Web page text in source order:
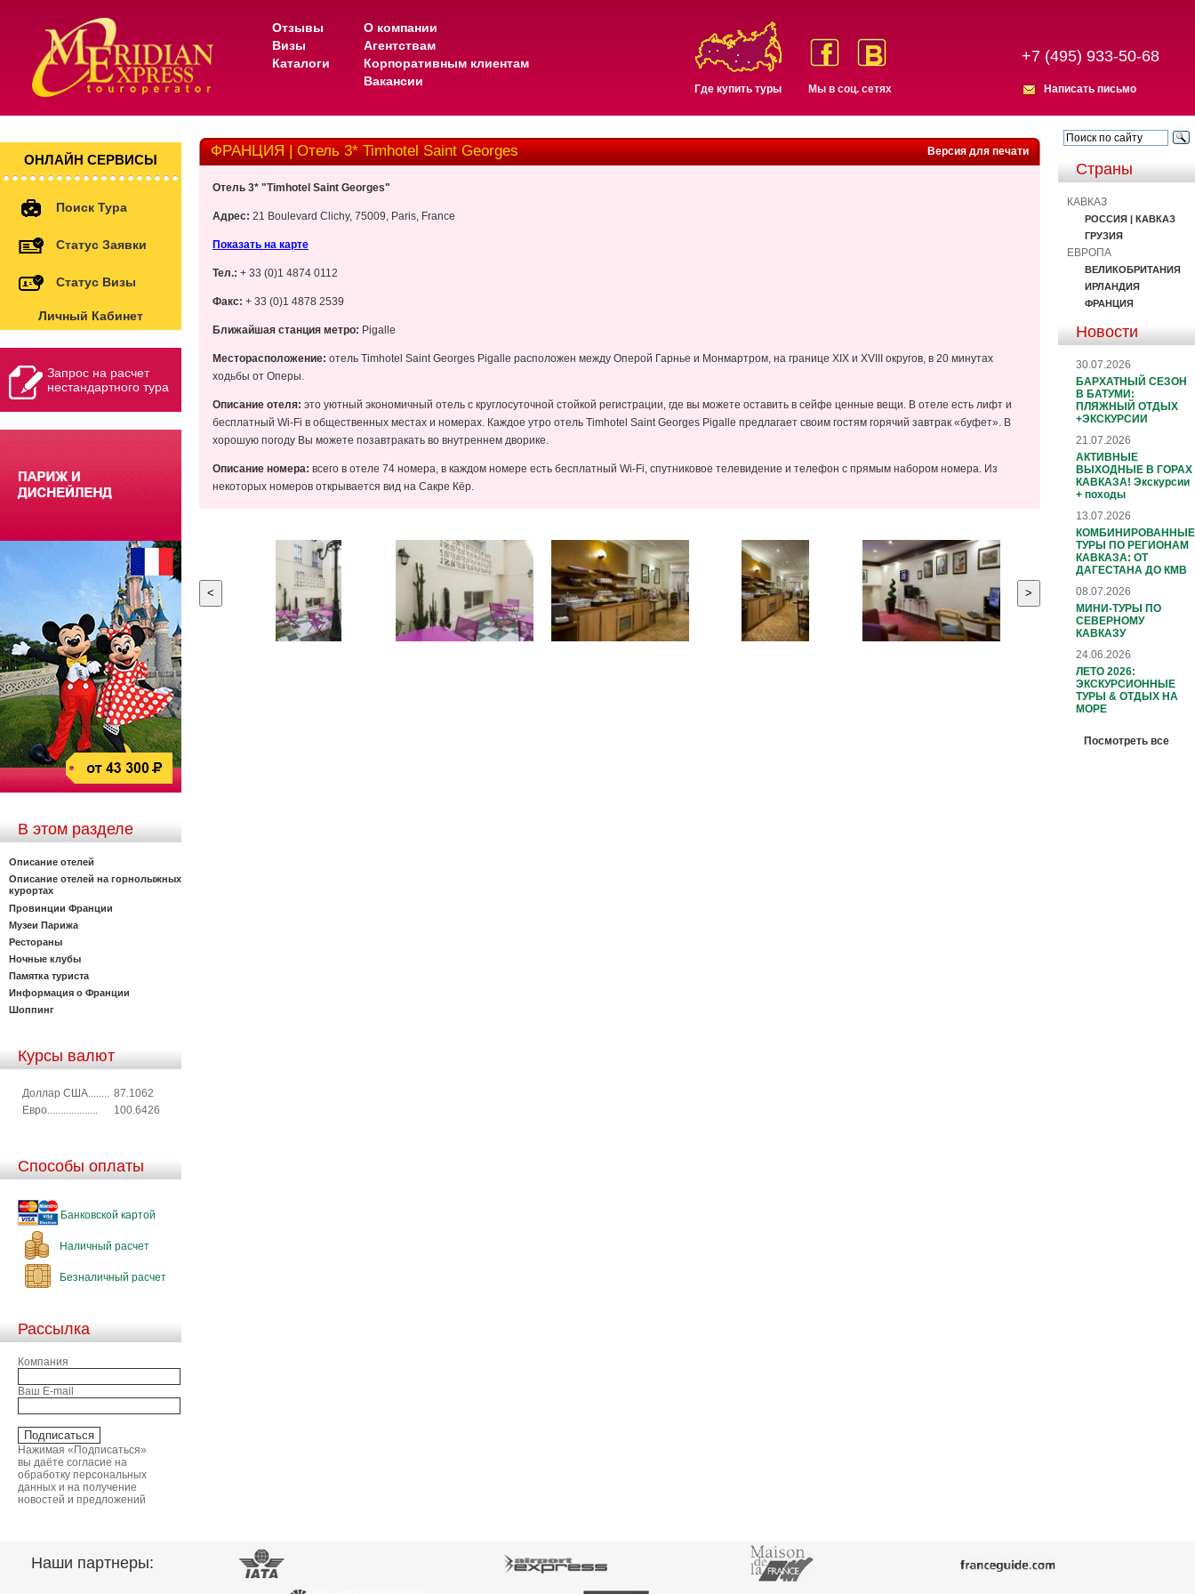
Отзывы
Визы
Каталоги
О компании
Агентствам
Корпоративным клиентам
Вакансии
Где купить туры Мы в соц. сетях
+7 (495) 933-50-68
Написать письмо
ОНЛАЙН СЕРВИСЫ
Поиск Тура
Статус Заявки
Статус Визы
Личный Кабинет
Запрос на расчет
нестандартного тура
В этом разделе
Описание отелей
Описание отелей на горнолыжных
курортах
Провинции Франции
Музеи Парижа
Рестораны
Ночные клубы
Памятка туриста
Информация о Франции
Шоппинг
Курсы валют
Доллар США........ 87.1062
Евро...................
100.6426
Способы оплаты
Банковской картой
Наличный расчет
Безналичный расчет
Рассылка
Компания
Ваш E-mail
Нажимая «Подписаться»
вы даёте согласие на
обработку персональных
данных и на получение
новостей и предложений
Версия для печати
ФРАНЦИЯ | Отель 3* Timhotel Saint Georges
Отель 3* "Timhotel Saint Georges"
Адрес: 21 Boulevard Clichy, 75009, Paris, France
Показать на карте
Тел.: + 33 (0)1 4874 0112
Факс: + 33 (0)1 4878 2539
Ближайшая станция метро: Pigalle
Месторасположение: отель Timhotel Saint Georges Pigalle расположен между Оперой Гарнье и Монмартром, на границе XIX и XVIII округов, в 20 минутах
ходьбы от Оперы.
Описание отеля: это уютный экономичный отель с круглосуточной стойкой регистрации, где вы можете оставить в сейфе ценные вещи. В отеле есть лифт и
бесплатный Wi-Fi в общественных местах и номерах. Каждое утро отель Timhotel Saint Georges Pigalle предлагает своим гостям горячий завтрак «буфет». В
хорошую погоду Вы можете позавтракать во внутреннем дворике.
Описание номера: всего в отеле 74 номера, в каждом номере есть бесплатный Wi-Fi, спутниковое телевидение и телефон с прямым набором номера. Из
некоторых номеров открывается вид на Сакре Кёр.
< >
Страны
КАВКАЗ
РОССИЯ | КАВКАЗ
ГРУЗИЯ
ЕВРОПА
ВЕЛИКОБРИТАНИЯ
ИРЛАНДИЯ
ФРАНЦИЯ
Новости
30.07.2026
БАРХАТНЫЙ СЕЗОН
В БАТУМИ:
ПЛЯЖНЫЙ ОТДЫХ
+ЭКСКУРСИИ
21.07.2026
АКТИВНЫЕ
ВЫХОДНЫЕ В ГОРАХ
КАВКАЗА! Экскурсии
+ походы
13.07.2026
КОМБИНИРОВАННЫЕ
ТУРЫ ПО РЕГИОНАМ
КАВКАЗА: ОТ
ДАГЕСТАНА ДО КМВ
08.07.2026
МИНИ-ТУРЫ ПО
СЕВЕРНОМУ
КАВКАЗУ
24.06.2026
ЛЕТО 2026:
ЭКСКУРСИОННЫЕ
ТУРЫ & ОТДЫХ НА
МОРЕ
Посмотреть все
Наши партнеры: